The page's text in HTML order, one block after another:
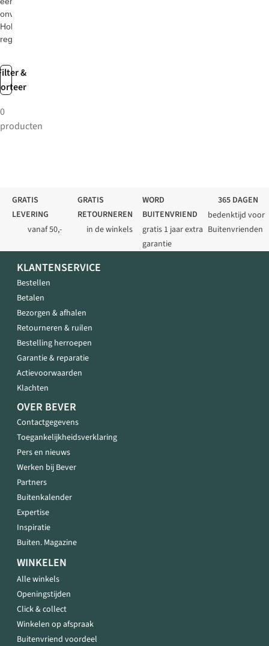
&
onverwachts
Hollands
regenbuitje.
0
producten
GRATIS
LEVERING
vanaf 50,-
GRATIS
RETOURNEREN
in de winkels
WORD
BUITENVRIEND
gratis 1 jaar extra
garantie
365 DAGEN
bedenktijd voor
Buitenvrienden
KLANTENSERVICE
Bestellen
Betalen
Bezorgen & afhalen
Retourneren & ruilen
Bestelling herroepen
Garantie & reparatie
Actievoorwaarden
Klachten
OVER BEVER
Contactgegevens
Toegankelijkheidsverklaring
Pers en nieuws
Werken bij Bever
Partners
Buitenkalender
Expertise
Inspiratie
Buiten. Magazine
WINKELEN
Alle winkels
Openingstijden
Click & collect
Winkelen op afspraak
Buitenvriend voordeel